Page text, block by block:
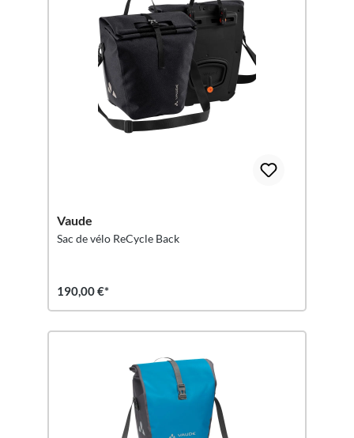
Vaude
Sac de vélo ReCycle Back
190,00 €*